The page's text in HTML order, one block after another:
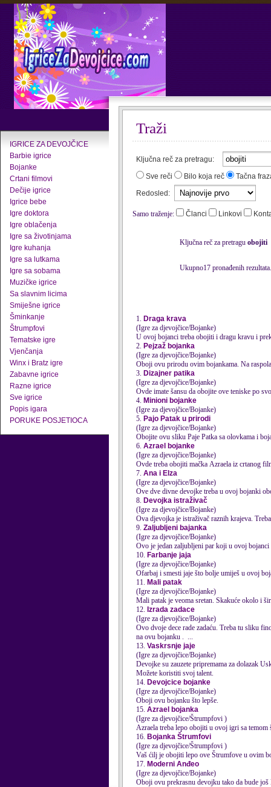
IGRICE ZA DEVOJČICE
Barbie igrice
Bojanke
Crtani filmovi
Dečije igrice
Igrice bebe
Igre doktora
Igre oblačenja
Igre sa životinjama
Igre kuhanja
Igre sa lutkama
Igre sa sobama
Muzičke igrice
Sa slavnim licima
Smiješne igrice
Šminkanje
Štrumpfovi
Tematske igre
Vjenčanja
Winx i Bratz igre
Zabavne igrice
Razne igrice
Sve igrice
Popis igara
PORUKE POSJETIOCA
Traži
Ključna reč za pretragu:
Sve reči
Bilo koja reč
Tačna
Redosled:
Samo traženje: Članci Linkovi
Ključna reč za pretragu obojiti
Ukupno17 pronađenih rezultata.
1. Draga krava
(Igre za djevojčice/Bojanke)
U ovoj bojanci treba obojiti i dragu kravu i
2. Pejzaž bojanka
(Igre za djevojčice/Bojanke)
Oboji ovu prirodu ovim bojankama. Na
3. Dizajner patika
(Igre za djevojčice/Bojanke)
Ovde imate šansu da obojite ove teniske po
4. Minioni bojanke
(Igre za djevojčice/Bojanke)
5. Pajo Patak u prirodi
(Igre za djevojčice/Bojanke)
Obojite ovu sliku Paje Patka sa olovkama i
6. Azrael bojanke
(Igre za djevojčice/Bojanke)
Ovde treba obojiti mačka Azraela iz crtanog
7. Ana i Elza
(Igre za djevojčice/Bojanke)
Ove dve divne devojke treba u ovoj bojanki
8. Devojka istraživač
(Igre za djevojčice/Bojanke)
Ova djevojka je istraživač raznih krajeva.
9. Zaljubljeni bajanka
(Igre za djevojčice/Bojanke)
Ovo je jedan zaljubljeni par koji u ovoj
10. Farbanje jaja
(Igre za djevojčice/Bojanke)
Ofarbaj i smesti jaje što bolje umiješ u ovoj
11. Mali patak
(Igre za djevojčice/Bojanke)
Mali patak je veoma sretan. Skakuće okolo i
12. Izrada zadace
(Igre za djevojčice/Bojanke)
Ovo dvoje dece rade zadaću. Treba tu sliku
na ovu bojanku . ...
13. Vaskrsnje jaje
(Igre za djevojčice/Bojanke)
Devojke su zauzete pripremama za dolazak
Možete koristiti svoj talent.
14. Devojcice bojanke
(Igre za djevojčice/Bojanke)
Oboji ovu bojanku što lepše.
15. Azrael bojanka
(Igre za djevojčice/Štrumpfovi )
Azraela treba lepo obojiti u ovoj igri sa
16. Bojanka Štrumfovi
(Igre za djevojčice/Štrumpfovi )
Vaš ćilj je obojiti lepo ove Štrumfove u ovim
17. Moderni Anđeo
(Igre za djevojčice/Bojanke)
Oboji ovu prekrasnu devojku tako da bude još